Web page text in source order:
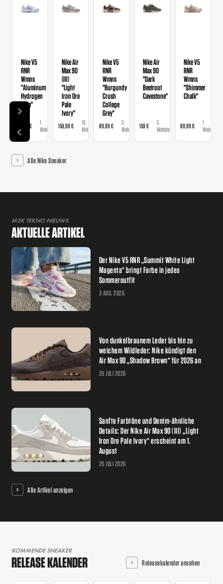
Nike V5
RNR
Wmns
"Aluminum
Hydrogen
Blue"
89,99 €
1
Webshop
Nike Air
Max 90
(III)
"Light
Iron Ore
Pale
Ivory"
159,99 €
10
Webshops
Nike V5
RNR
Wmns
"Burgundy
Crush
College
Grey"
89,99 €
3
Webshops
Nike Air
Max 90
"Dark
Beetroot
Cavestone"
159 €
5
Webshops
Nike V5
RNR
Wmns
"Shimmer
Chalk"
89,99 €
1
Webshop
Alle Nike Sneaker
M2K TEKNO NIEUWS
AKTUELLE ARTIKEL
Der Nike V5 RNR „Summit White Light
Magenta“ bringt Farbe in jedes
Sommeroutfit
3 AUG. 2026
Von dunkelbraunem Leder bis hin zu
weichem Wildleder: Nike kündigt den
Air Max 90 „Shadow Brown“ für 2026 an
26 JULI 2026
Sanfte Farbtöne und Denim-ähnliche
Details: Der Nike Air Max 90 (III) „Light
Iron Ore Pale Ivory“ erscheint am 1.
August
26 JULI 2026
Alle Artikel anzeigen
KOMMENDE SNEAKER
RELEASE KALENDER Releasekalender ansehen